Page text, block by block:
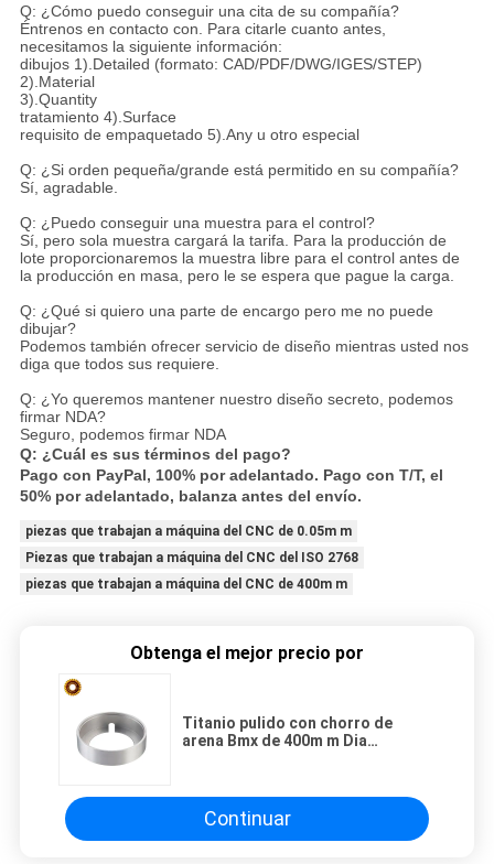
Q: ¿Cómo puedo conseguir una cita de su compañía?
Éntrenos en contacto con. Para citarle cuanto antes,
necesitamos la siguiente información:
dibujos 1).Detailed (formato: CAD/PDF/DWG/IGES/STEP)
2).Material
3).Quantity
tratamiento 4).Surface
requisito de empaquetado 5).Any u otro especial
Q: ¿Si orden pequeña/grande está permitido en su compañía?
Sí, agradable.
Q: ¿Puedo conseguir una muestra para el control?
Sí, pero sola muestra cargará la tarifa. Para la producción de
lote proporcionaremos la muestra libre para el control antes de
la producción en masa, pero le se espera que pague la carga.
Q: ¿Qué si quiero una parte de encargo pero me no puede
dibujar?
Podemos también ofrecer servicio de diseño mientras usted nos
diga que todos sus requiere.
Q: ¿Yo queremos mantener nuestro diseño secreto, podemos
firmar NDA?
Seguro, podemos firmar NDA
Q: ¿Cuál es sus términos del pago?
Pago con PayPal, 100% por adelantado. Pago con T/T, el
50% por adelantado, balanza antes del envío.
piezas que trabajan a máquina del CNC de 0.05m m
Piezas que trabajan a máquina del CNC del ISO 2768
piezas que trabajan a máquina del CNC de 400m m
Obtenga el mejor precio por
Titanio pulido con chorro de
arena Bmx de 400m m Dia
Continuar